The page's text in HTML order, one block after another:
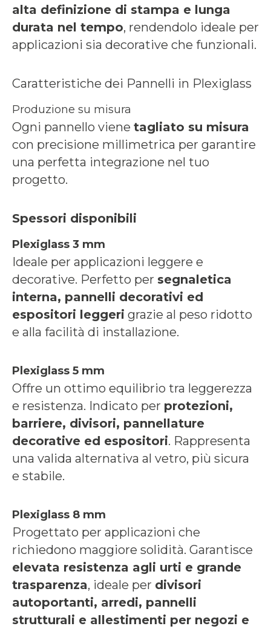
alta definizione di stampa e lunga
durata nel tempo, rendendolo ideale per
applicazioni sia decorative che funzionali.
Caratteristiche dei Pannelli in Plexiglass
Produzione su misura
Ogni pannello viene tagliato su misura
con precisione millimetrica per garantire
una perfetta integrazione nel tuo
progetto.
Spessori disponibili
Plexiglass 3 mm
Ideale per applicazioni leggere e
decorative. Perfetto per segnaletica
interna, pannelli decorativi ed
espositori leggeri grazie al peso ridotto
e alla facilità di installazione.
Plexiglass 5 mm
Offre un ottimo equilibrio tra leggerezza
e resistenza. Indicato per protezioni,
barriere, divisori, pannellature
decorative ed espositori. Rappresenta
una valida alternativa al vetro, più sicura
e stabile.
Plexiglass 8 mm
Progettato per applicazioni che
richiedono maggiore solidità. Garantisce
elevata resistenza agli urti e grande
trasparenza, ideale per divisori
autoportanti, arredi, pannelli
strutturali e allestimenti per negozi e